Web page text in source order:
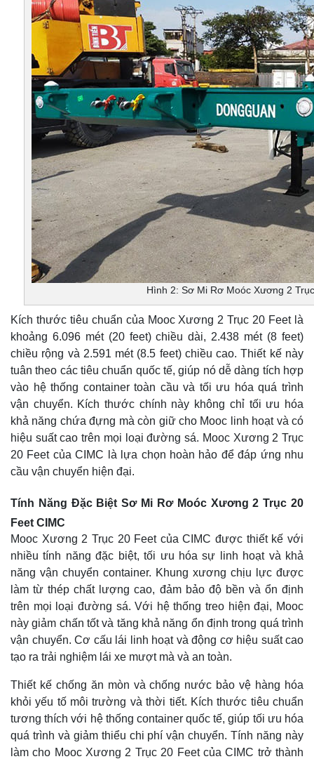
Hình 2: Sơ Mi Rơ Moóc Xương 2
Kích thước tiêu chuẩn của Mooc Xương 2 Trục 20 Feet là
khoảng 6.096 mét (20 feet) chiều dài, 2.438 mét (8 feet)
chiều rộng và 2.591 mét (8.5 feet) chiều cao. Thiết kế này
tuân theo các tiêu chuẩn quốc tế, giúp nó dễ dàng tích hợp
vào hệ thống container toàn cầu và tối ưu hóa quá trình
vận chuyển. Kích thước chính này không chỉ tối ưu hóa
khả năng chứa đựng mà còn giữ cho Mooc linh hoạt và có
hiệu suất cao trên mọi loại đường sá. Mooc Xương 2 Trục
20 Feet của CIMC là lựa chọn hoàn hảo để đáp ứng nhu
cầu vận chuyển hiện đại.
Tính Năng Đặc Biệt Sơ Mi Rơ Moóc Xương 2 Trục 20
Feet CIMC
Mooc Xương 2 Trục 20 Feet của CIMC được thiết kế với
nhiều tính năng đặc biệt, tối ưu hóa sự linh hoạt và khả
năng vận chuyển container. Khung xương chịu lực được
làm từ thép chất lượng cao, đảm bảo độ bền và ổn định
trên mọi loại đường sá. Với hệ thống treo hiện đại, Mooc
này giảm chấn tốt và tăng khả năng ổn định trong quá trình
vận chuyển. Cơ cấu lái linh hoạt và động cơ hiệu suất cao
tạo ra trải nghiệm lái xe mượt mà và an toàn.
Thiết kế chống ăn mòn và chống nước bảo vệ hàng hóa
khỏi yếu tố môi trường và thời tiết. Kích thước tiêu chuẩn
tương thích với hệ thống container quốc tế, giúp tối ưu hóa
quá trình và giảm thiểu chi phí vận chuyển. Tính năng này
làm cho Mooc Xương 2 Trục 20 Feet của CIMC trở thành